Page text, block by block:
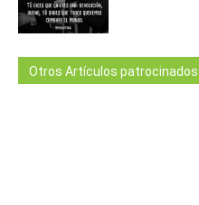
Otros Artículos patrocinados